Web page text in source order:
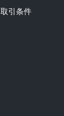
取引条件